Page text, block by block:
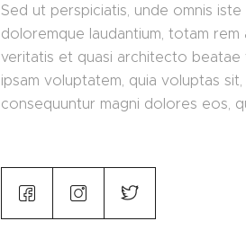
Sed ut perspiciatis, unde omnis
doloremque laudantium, totam
veritatis et quasi architecto beatae
ipsam voluptatem, quia voluptas
consequuntur magni dolores eos,